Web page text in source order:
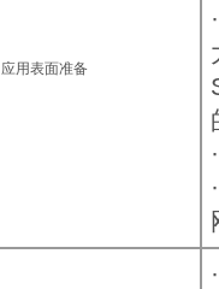
应用表面准备